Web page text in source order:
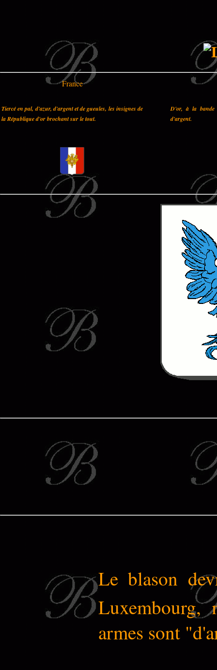
France
Tiercé en pal, d'azur, d'argent et de gueules, les insignes de
la République d'or brochant sur le tout.
D'or, à la bande
d'argent.
Le blason
Luxembourg,
armes sont